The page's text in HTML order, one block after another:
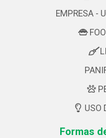
EMPRESA -
USO
Formas